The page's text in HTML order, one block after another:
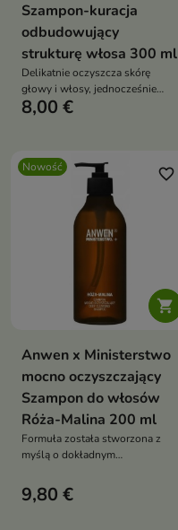
Szampon-kuracja
odbudowujący
strukturę włosa 300 ml
Delikatnie oczyszcza skórę
głowy i włosy, jednocześnie
dostarczając składników
8,00 €
Nowość

favorite_border
Anwen x Ministerstwo
mocno oczyszczający
Szampon do włosów
Róża-Malina 200 ml
Formuła została stworzona z
myślą o dokładnym
przygotować włosy do dalszej
pielęgnacji.
9,80 €